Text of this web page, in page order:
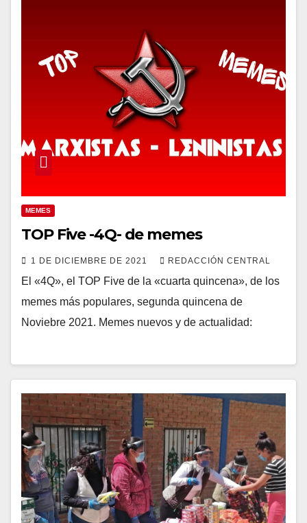
MEMES
TOP Five -4Q- de memes
1 DE DICIEMBRE DE 2021 REDACCIÓN CENTRAL
El «4Q», el TOP Five de la «cuarta quincena», de los
memes más populares, segunda quincena de
Noviebre 2021. Memes nuevos y de actualidad: